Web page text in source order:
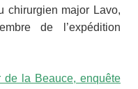
chirurgien major Lavo,
de l’expédition
la Beauce, enquête